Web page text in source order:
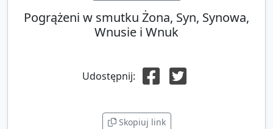
Pogrążeni w smutku Żona, Syn, Synowa,
Wnusie i Wnuk
Udostępnij:
Skopiuj link